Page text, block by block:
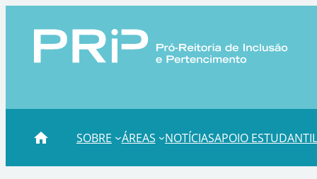
conteúdo
SOBRE ÁREAS NOTÍCIASAPOIO ESTUDANTIL